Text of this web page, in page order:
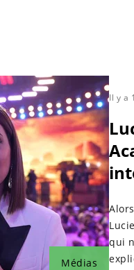
Médias
Il y a
qui